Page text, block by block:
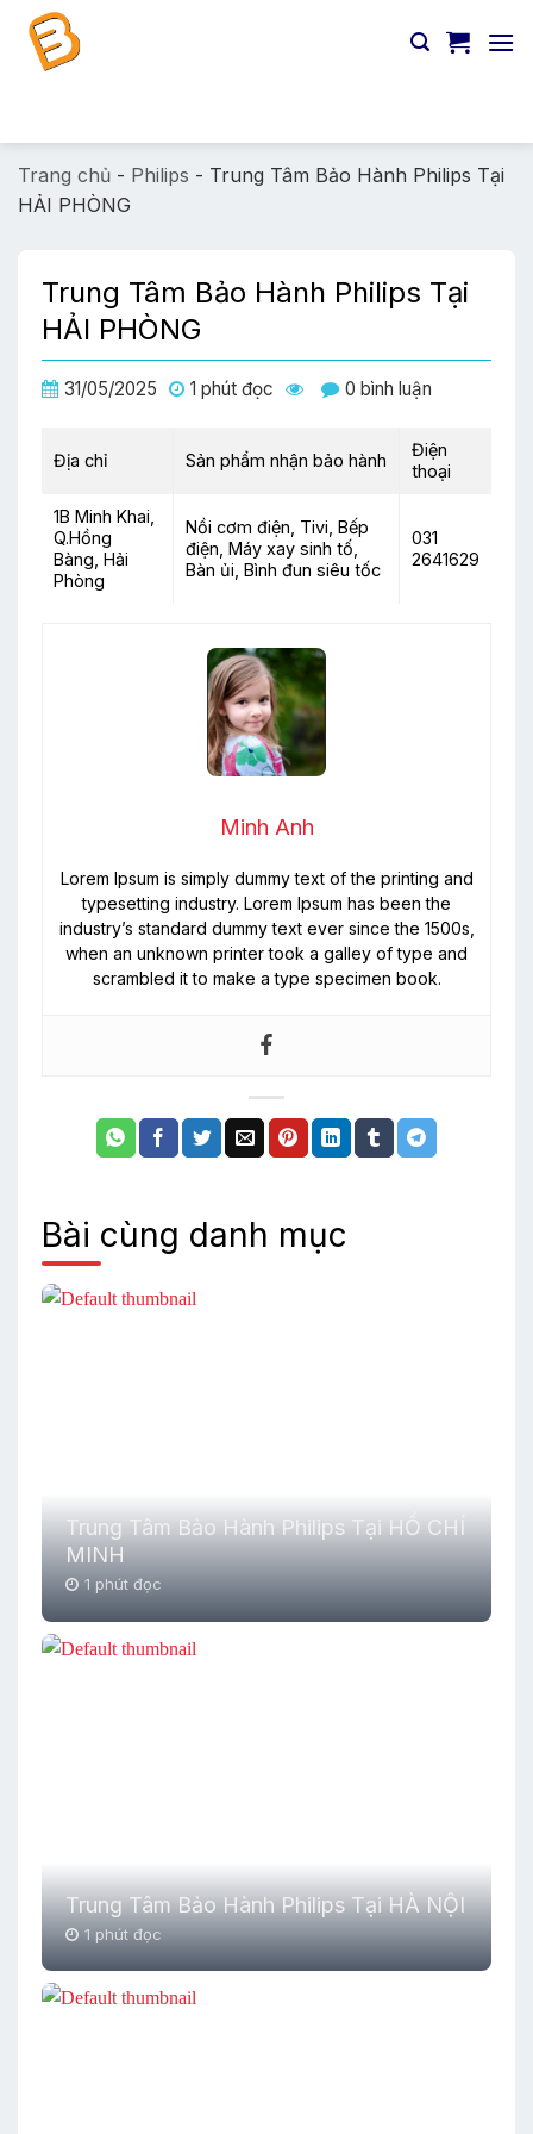
Chuyển
đến
Trang chủ - Philips - Trung Tâm Bảo Hành Philips Tại
HẢI PHÒNG
Trung Tâm Bảo Hành Philips Tại
HẢI PHÒNG
31/05/2025 1 phút đọc 0 bình luận
Địa chỉ Sản phẩm nhận bảo hành
Điện
thoại
1B Minh Khai,
Q.Hồng
Bàng, Hải
Phòng
Nồi cơm điện, Tivi, Bếp
điện, Máy xay sinh tố,
Bàn ủi, Bình đun siêu tốc
031
2641629
Minh Anh
Lorem Ipsum is simply dummy text of the printing and
typesetting industry. Lorem Ipsum has been the
industry’s standard dummy text ever since the 1500s,
when an unknown printer took a galley of type and
scrambled it to make a type specimen book.
Bài cùng danh mục
Trung Tâm Bảo Hành Philips Tại HỒ CHÍ
MINH
1 phút đọc
Trung Tâm Bảo Hành Philips Tại HÀ NỘI
1 phút đọc